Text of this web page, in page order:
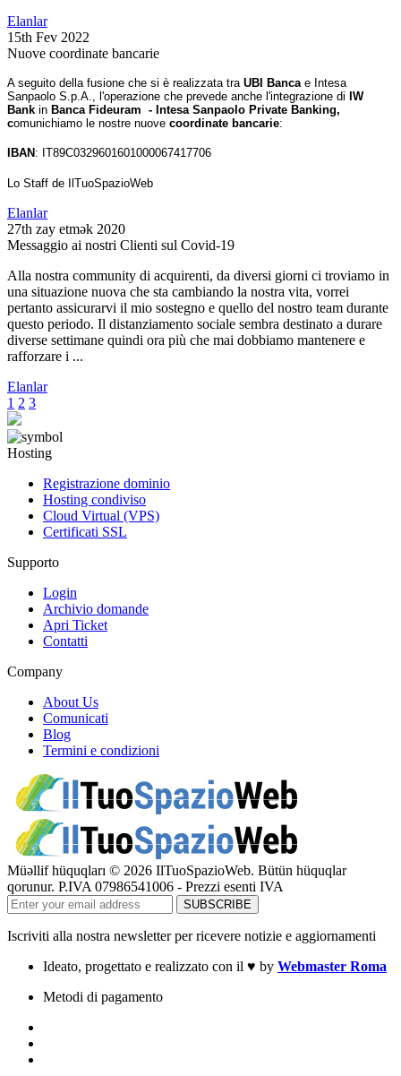
Elanlar
15th Fev 2022
Nuove coordinate bancarie
A seguito della fusione che si è realizzata tra UBI Bancae Intesa
Sanpaolo S.p.A., l'operazione che prevede anche l'integrazione di IW
Bank in Banca Fideuram - Intesa Sanpaolo Private Banking,
comunichiamo le nostre nuove coordinate bancarie:
IBAN : IT89C0329601601000067417706
Lo Staff de IlTuoSpazioWeb
Elanlar
27th zay etmək 2020
Messaggio ai nostri Clienti sul Covid-19
Alla nostra community di acquirenti, da diversi giorni ci troviamo in
una situazione nuova che sta cambiando la nostra vita, vorrei
pertanto assicurarvi il mio sostegno e quello del nostro team durante
questo periodo. Il distanziamento sociale sembra destinato a durare
diverse settimane quindi ora più che mai dobbiamo mantenere e
rafforzare i ...
Elanlar
1 2 3
Hosting
Registrazione dominio
Hosting condiviso
Cloud Virtual (VPS)
Certificati SSL
Supporto
Login
Archivio domande
Apri Ticket
Contatti
Company
About Us
Comunicati
Blog
Termini e condizioni
Müəllif hüquqları © 2026 IlTuoSpazioWeb. Bütün hüquqlar
qorunur. P.IVA 07986541006 - Prezzi esenti IVA
Iscriviti alla nostra newsletter per ricevere notizie e aggiornamenti
Ideato, progettato e realizzato con il ♥ by Webmaster Roma
Metodi di pagamento